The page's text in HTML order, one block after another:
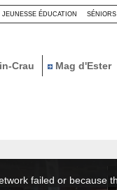
JEUNESSE ÉDUCATION SÉNIORS
Crau Mag d'Ester